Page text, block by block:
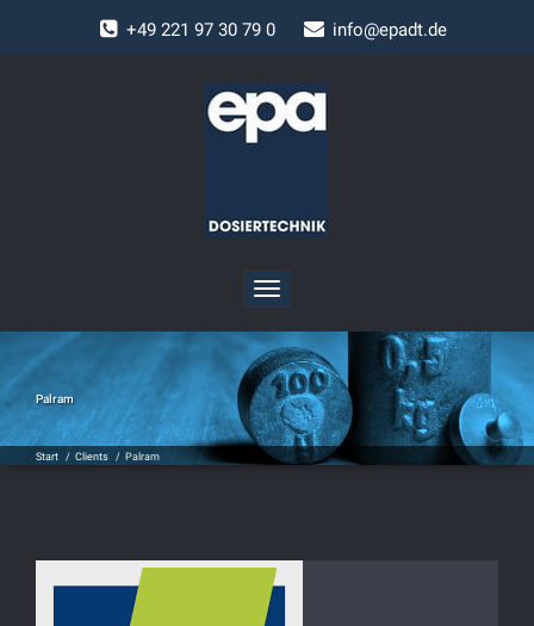
+49 221 97 30 79 0 info@epadt.de
Toggle
navigation
Palram
Start / Clients / Palram